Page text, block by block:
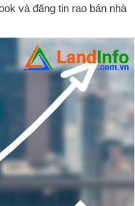
và đăng tin rao bán nhà